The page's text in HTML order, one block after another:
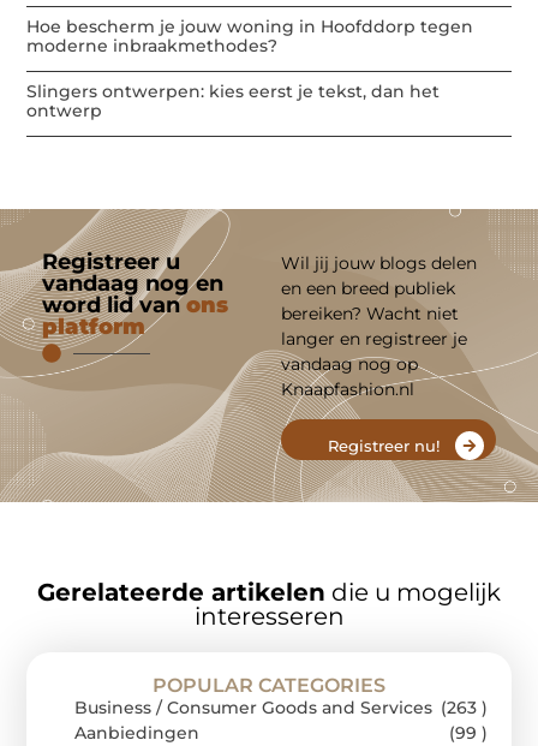
Hoe bescherm je jouw woning in Hoofddorp tegen
moderne inbraakmethodes?
Slingers ontwerpen: kies eerst je tekst, dan het
ontwerp
Registreer u
vandaag nog en
word lid vanons
platform
Wil jij jouw blogs delen
en een breed publiek
bereiken? Wacht niet
langer en registreer je
vandaag nog op
Knaapfashion.nl
Registreer nu!
Gerelateerde artikelen die u mogelijk
interesseren
POPULAR CATEGORIES
Business / Consumer Goods and Services (263 )
Aanbiedingen
(99 )